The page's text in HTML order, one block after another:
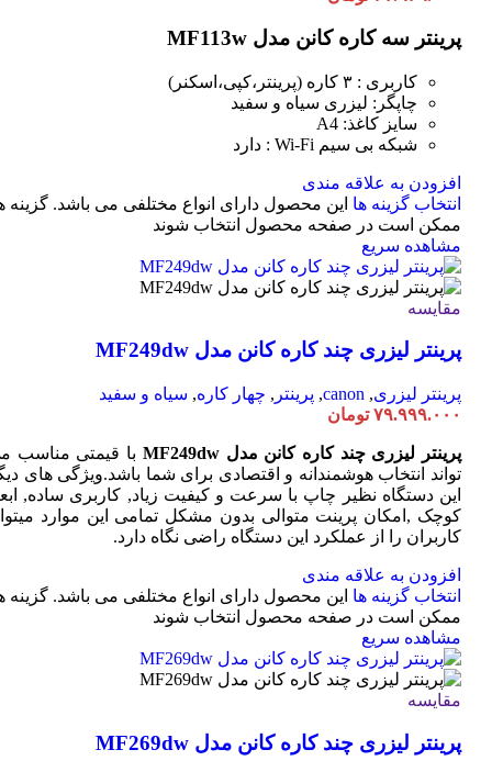
پرینتر سه کاره کانن مدل MF113w
کاربری : ۳ کاره (پرینتر،کپی،اسکنر)
چاپگر: لیزری سیاه و سفید
سایز کاغذ: A4
شبکه بی سیم Wi-Fi : دارد
افزودن به علاقه مندی
انتخاب گزینه ها این محصول دارای انواع مختلفی می باشد. گزینه
ممکن است در صفحه محصول انتخاب شوند
مشاهده سریع
مقایسه
پرینتر لیزری چند کاره کانن مدل MF249dw
پرینتر لیزری,
canon
, پرینتر , چهار کاره, سیاه و سفید
۷۹.۹۹۹.۰۰۰ تومان
پرینتر لیزری چند کاره کانن مدل MF249dw
با قیمتی مناسب
تواند انتخاب هوشمندانه و اقتصادی برای شما باشد.ویژگی های
این دستگاه نظیر چاپ با سرعت و کیفیت زیاد, کاربری ساده,
کوچک ,امکان پرینت متوالی بدون مشکل تمامی این موارد
کاربران را از عملکرد این دستگاه راضی نگاه دارد.
افزودن به علاقه مندی
انتخاب گزینه ها این محصول دارای انواع مختلفی می باشد. گزینه
ممکن است در صفحه محصول انتخاب شوند
مشاهده سریع
مقایسه
پرینتر لیزری چند کاره کانن مدل MF269dw